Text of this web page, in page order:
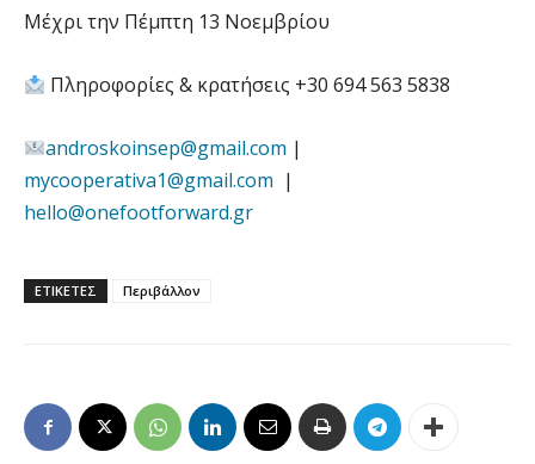
Μέχρι την Πέμπτη 13 Νοεμβρίου
Πληροφορίες & κρατήσεις +30 694 563 5838
androskoinsep@gmail.com |
mycooperativa1@gmail.com |
hello@onefootforward.gr
ΕΤΙΚΕΤΕΣ Περιβάλλον